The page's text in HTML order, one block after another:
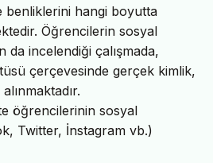
benliklerini hangi boyutta
Öğrencilerin sosyal
da incelendiği çalışmada,
çerçevesinde gerçek kimlik,
öğrencilerinin sosyal
Twitter, İnstagram vb.)